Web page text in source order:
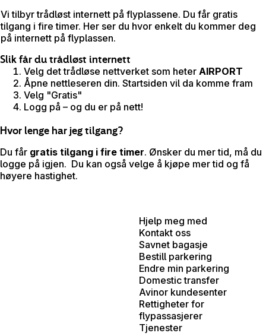
Vi tilbyr trådløst internett på flyplassene. Du får gratis
tilgang i fire timer. Her ser du hvor enkelt du kommer deg
på internett på flyplassen.
Slik får du trådløst internett
Velg det trådløse nettverket som heter AIRPORT
Åpne nettleseren din. Startsiden vil da komme fram
Velg "Gratis"
Logg på – og du er på nett!
Hvor lenge har jeg tilgang?
Du får gratis tilgang i fire timer. Ønsker du mer tid, må du
logge på igjen. Du kan også velge å kjøpe mer tid og få
høyere hastighet.
Hjelp meg med
Kontakt oss
Savnet bagasje
Bestill parkering
Endre min parkering
Domestic transfer
Avinor kundesenter
Rettigheter for
flypassasjerer
Tjenester